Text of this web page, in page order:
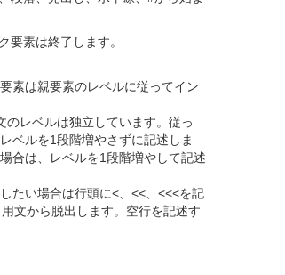
要素は終了します。
素は親要素のレベルに従ってイン
レベルは独立しています。従っ
ベルを1段階増やさずに記述しま
合は、レベルを1段階増やして記述
たい場合は行頭に<、<<、<<<を記
文から脱出します。空行を記述す